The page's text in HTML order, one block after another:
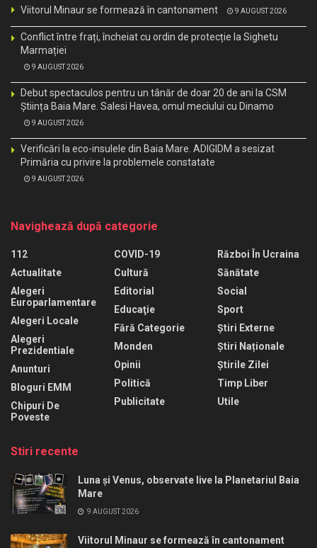
Viitorul Minaur se formează în cantonament 9 AUGUST 2026
Conflict între frați, încheiat cu ordin de protecție la Sighetu
Marmației
9 AUGUST 2026
Debut spectaculos pentru un tânăr de doar 20 de ani la CSM
Știința Baia Mare. Salesi Havea, omul meciului cu Dinamo
9 AUGUST 2026
Verificări la eco-insulele din Baia Mare. ADIGIDM a sesizat
Primăria cu privire la problemele constatate
9 AUGUST 2026
Navighează după categorie
112
Actualitate
Alegeri
Europarlamentare
Alegeri Locale
Alegeri
Prezidentiale
Anunturi
Bloguri EMM
Chipuri De
Poveste
COVID-19
Cultură
Editorial
Educaţie
Fără Categorie
Monden
Opinii
Politică
Publicitate
Război În Ucraina
Sănătate
Social
Sport
Știri Externe
Știri Naționale
Știrile Zilei
Timp Liber
Utile
Stiri recente
Luna și Venus, observate live la Planetariul Baia
Mare
9 AUGUST 2026
Viitorul Minaur se formează în cantonament